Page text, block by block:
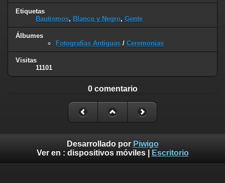
Etiquetas
Bautismos, Blanco y Negro, Gente
Álbumes
Fotografías Antiguas / Ceremonias
Visitas
11101
0 comentario
Desarrollado por Piwigo
Ver en : dispositivos móviles| Escritorio